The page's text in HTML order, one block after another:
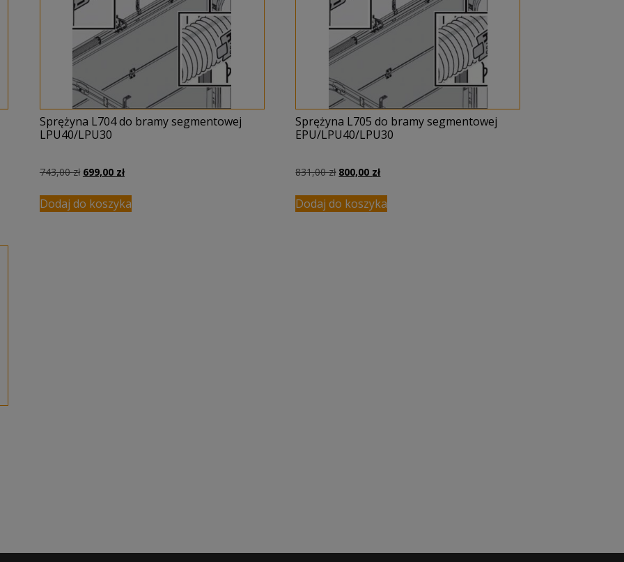
Sprężyna L704 do bramy segmentowej
LPU40/LPU30
743,00zł Pierwotna
wynosiła:
743,00 zł.
699,00 złAktualna
wynosi:
699,00 zł.
Dodaj do koszyka
Sprężyna L705 do bramy segmentowej
EPU/LPU40/LPU30
831,00zł Pierwotna
wynosiła:
831,00 zł.
800,00 złAktualna
wynosi:
800,00 zł.
Dodaj do koszyka